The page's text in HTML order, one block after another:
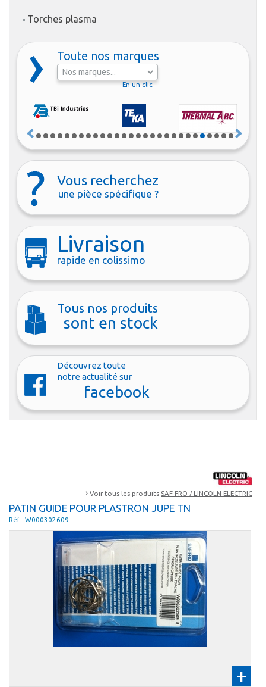
Torches plasma
Toute nos marques
En un clic
Vous recherchez
une pièce spécifique ?
Livraison
rapide en colissimo
Tous nos produits
sont en stock
Découvrez toute
notre actualité sur
facebook
› Voir tous les produits SAF-FRO / LINCOLN ELECTRIC
PATIN GUIDE POUR PLASTRON JUPE TN
Réf : W000302609
+